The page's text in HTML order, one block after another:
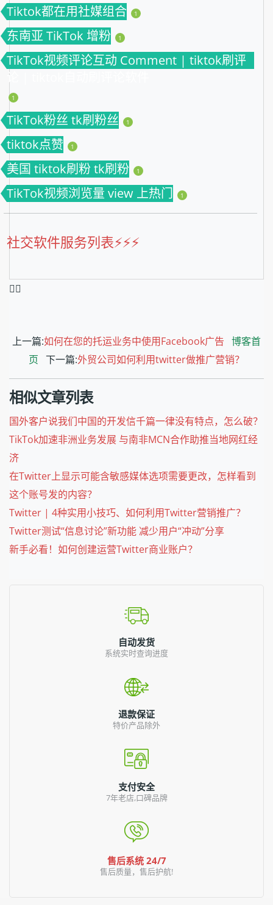
Tiktok都在用社媒组合 1
东南亚 TikTok 增粉 1
TikTok视频评论互动 Comment | tiktok刷评
论 | tiktok自动刷评论软件
1
TikTok粉丝 tk刷粉丝 1
tiktok点赞 1
美国 tiktok刷粉 tk刷粉 1
TikTok视频浏览量 view 上热门 1
社交软件服务列表⚡️⚡️⚡️
❤️‍🔥
上一篇:如何在您的托运业务中使用Facebook广告 博客首
页 下一篇:外贸公司如何利用twitter做推广营销？
相似文章列表
国外客户说我们中国的开发信千篇一律没有特点，怎么破？
TikTok加速非洲业务发展 与南非MCN合作助推当地网红经
济
在Twitter上显示可能含敏感媒体选项需要更改，怎样看到
这个账号发的内容？
Twitter | 4种实用小技巧、如何利用Twitter营销推广？
Twitter测试“信息讨论”新功能 减少用户“冲动”分享
新手必看！如何创建运营Twitter商业账户？
自动发货
系统实时查询进度
退款保证
特价产品除外
支付安全
7年老店,口碑品牌
售后系统 24/7
售后质量，售后护航!